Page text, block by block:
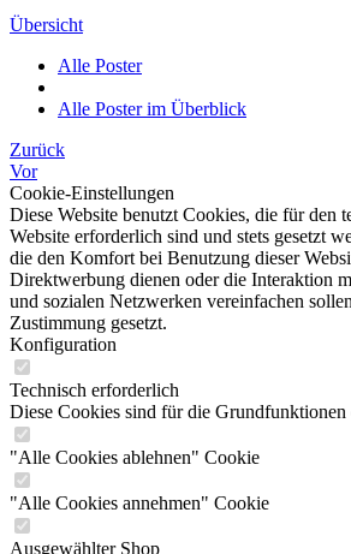
Übersicht
Alle Poster
Alle Poster im Überblick
Zurück
Vor
Cookie-Einstellungen
Diese Website benutzt Cookies, die für den
Website erforderlich sind und stets gesetzt
die den Komfort bei Benutzung dieser
Direktwerbung dienen oder die Interaktion
und sozialen Netzwerken vereinfachen
Zustimmung gesetzt.
Konfiguration
Technisch erforderlich
Diese Cookies sind für die Grundfunktionen
"Alle Cookies ablehnen" Cookie
"Alle Cookies annehmen" Cookie
Ausgewählter Shop